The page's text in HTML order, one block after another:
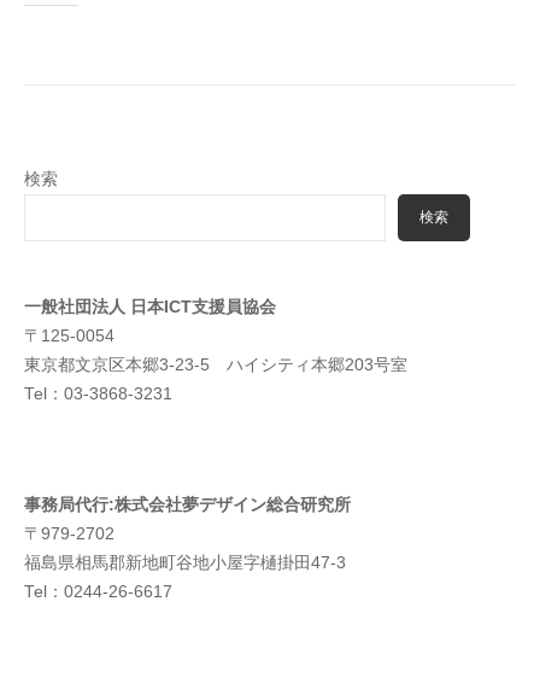
検索
検索
一般社団法人 日本ICT支援員協会
〒125-0054
東京都文京区本郷3-23-5 ハイシティ本郷203号室
Tel：03-3868-3231
事務局代行:株式会社夢デザイン総合研究所
〒979-2702
福島県相馬郡新地町谷地小屋字樋掛田47-3
Tel：0244-26-6617